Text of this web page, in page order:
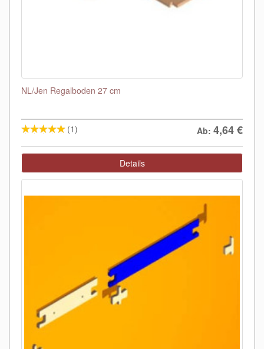
NL/Jen Regalboden 27 cm
(1) Ab: 4,64€
Details